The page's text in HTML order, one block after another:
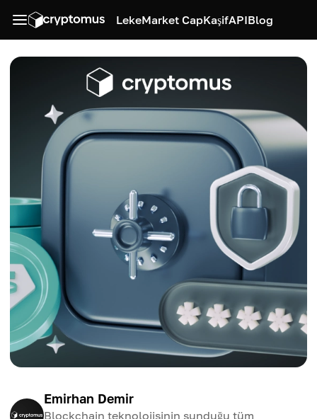
LekeMarket CapKaşifAPIBlog
Emirhan Demir
Blockchain teknolojisinin sunduğu tüm